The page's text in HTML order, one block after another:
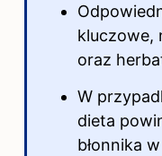
kluczowe,
oraz
W
dieta
błonnika